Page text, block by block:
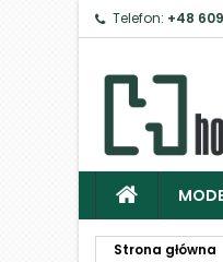
Telefon: +48
Strona główna